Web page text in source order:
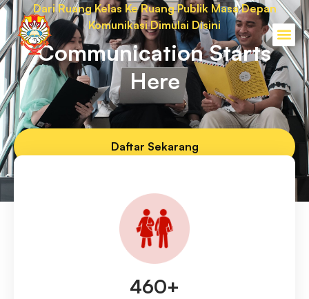
Dari Ruang Kelas Ke Ruang Publik Masa Depan
Komunikasi Dimulai Disini
Communication Starts
Here
Daftar Sekarang
460+